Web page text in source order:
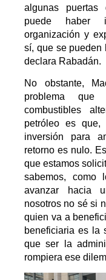
algunas
puede haber
organización y
sí, que se pueden
declara Rabadán.
No obstante,
problema que
combustibles
petróleo es
inversión para
retorno es nulo.
que estamos
sabemos, como
avanzar hacia
nosotros no sé si
quien va a
beneficiaria es la
que ser la
rompiera ese